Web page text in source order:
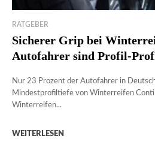
RATGEBER
Sicherer Grip bei
Autofahrer sind Profil-
Nur 23 Prozent der Autofahrer in
Mindestprofiltiefe von Winterreifen Continental empfiehlt,
Winterreifen...
WEITERLESEN